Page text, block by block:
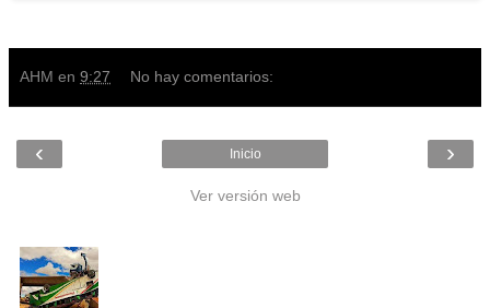
AHM en 9:27 No hay comentarios:
‹ ›
Inicio
Ver versión web